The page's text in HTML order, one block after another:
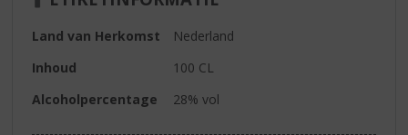
Land van Herkomst
Nederland
Inhoud
100 CL
Alcoholpercentage
28% vol